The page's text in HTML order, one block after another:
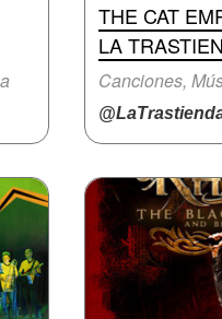
THE CAT
LA
Canciones,